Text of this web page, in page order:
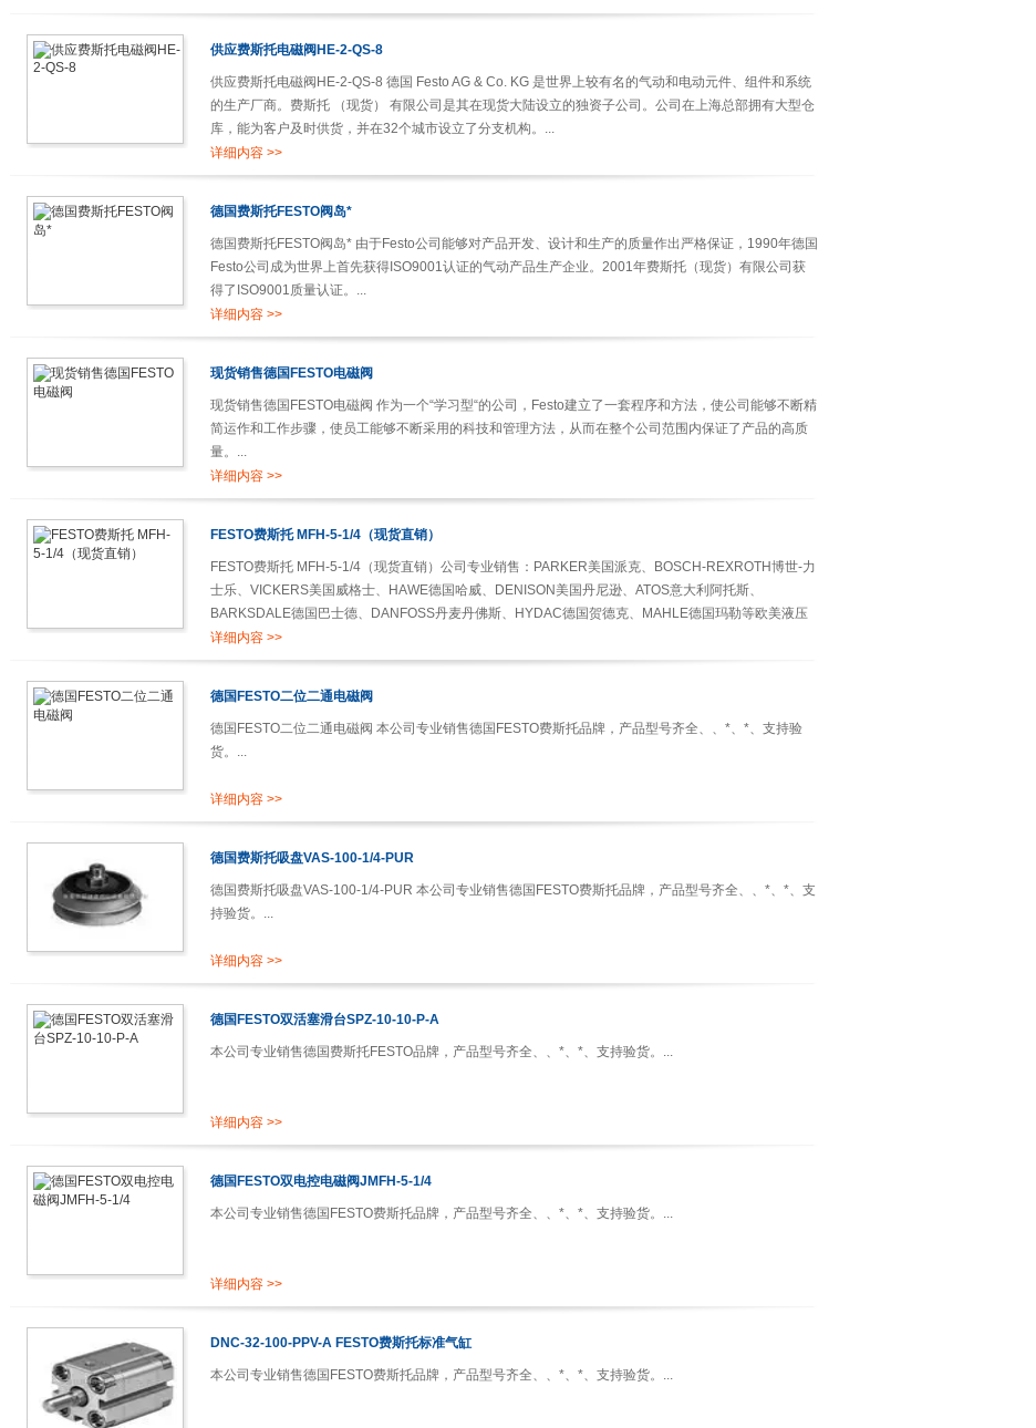
供应费斯托电磁阀HE-2-QS-8
供应费斯托电磁阀HE-2-QS-8 德国 Festo AG & Co. KG 是世界上较有名的气动和电动元件、组件和系统
的生产厂商。费斯托 （现货） 有限公司是其在现货大陆设立的独资子公司。公司在上海总部拥有大型仓
库，能为客户及时供货，并在32个城市设立了分支机构。...
详细内容 >>
德国费斯托FESTO阀岛*
德国费斯托FESTO阀岛* 由于Festo公司能够对产品开发、设计和生产的质量作出严格保证，1990年德国
Festo公司成为世界上首先获得ISO9001认证的气动产品生产企业。2001年费斯托（现货）有限公司获
得了ISO9001质量认证。...
详细内容 >>
现货销售德国FESTO电磁阀
现货销售德国FESTO电磁阀 作为一个“学习型“的公司，Festo建立了一套程序和方法，使公司能够不断精
简运作和工作步骤，使员工能够不断采用的科技和管理方法，从而在整个公司范围内保证了产品的高质
量。...
详细内容 >>
FESTO费斯托 MFH-5-1/4（现货直销）
FESTO费斯托 MFH-5-1/4（现货直销）公司专业销售：PARKER美国派克、BOSCH-REXROTH博世-力
士乐、VICKERS美国威格士、HAWE德国哈威、DENISON美国丹尼逊、ATOS意大利阿托斯、
BARKSDALE德国巴士德、DANFOSS丹麦丹佛斯、HYDAC德国贺德克、MAHLE德国玛勒等欧美液压
品牌的液压元件、气动元件、马达、泵、阀、轴承、放大器、传感器、继电器、过滤器。...
详细内容 >>
德国FESTO二位二通电磁阀
德国FESTO二位二通电磁阀 本公司专业销售德国FESTO费斯托品牌，产品型号齐全、、*、*、支持验
货。...
详细内容 >>
德国费斯托吸盘VAS-100-1/4-PUR
德国费斯托吸盘VAS-100-1/4-PUR 本公司专业销售德国FESTO费斯托品牌，产品型号齐全、、*、*、支
持验货。...
详细内容 >>
德国FESTO双活塞滑台SPZ-10-10-P-A
本公司专业销售德国费斯托FESTO品牌，产品型号齐全、、*、*、支持验货。...
详细内容 >>
德国FESTO双电控电磁阀JMFH-5-1/4
本公司专业销售德国FESTO费斯托品牌，产品型号齐全、、*、*、支持验货。...
详细内容 >>
DNC-32-100-PPV-A FESTO费斯托标准气缸
本公司专业销售德国FESTO费斯托品牌，产品型号齐全、、*、*、支持验货。...